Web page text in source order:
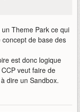
Theme Park ce qui
de base des
est donc logique
veut faire de
dire un Sandbox.